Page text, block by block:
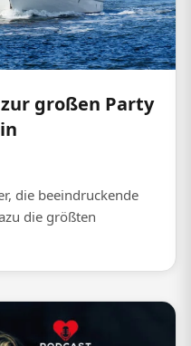
großen Party
die beeindruckende
die größten